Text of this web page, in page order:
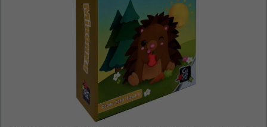
vom salva alegerea limbii.
Если вы хотите переключить язык
сайта, то это можно всегда сделать в
правом верхнем углу страницы.
Dacă doriți să schimbați limba site-ului, puteți
oricând să faceți asta în colțul din dreapta sus
al paginii.
RU